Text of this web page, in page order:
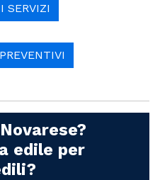
SERVIZI
edile per